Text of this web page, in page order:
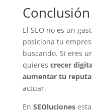
Conclusión
El SEO no es un
posiciona tu
buscando. Si eres
quieres crecer
aumentar tu
actuar.
En SEOluciones